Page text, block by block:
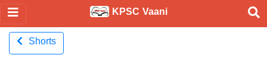
KPSC Vaani
Shorts